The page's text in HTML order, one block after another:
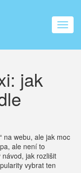
jak
na webu, ale jak moc
ale není to
jak rozlišit
vybrat ten